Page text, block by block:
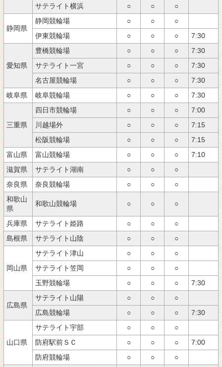
サテライト横浜
○ ○ ○
静岡県
静岡競輪場 ○ ○
○
伊東競輪場
○ ○ ○ 7:30
愛知県
豊橋競輪場 ○ ○ ○
7:30
サテライト一宮
○ ○ ○
7:30
名古屋競輪場
○ ○ ○
7:30
岐阜県
岐阜競輪場 ○ ○ ○ 7:30
三重県
四日市競輪場 ○ ○ ○
7:00
川越場外
○ ○ ○
7:15
松阪競輪場
○ ○ ○
7:15
富山県
富山競輪場 ○ ○ ○
7:10
滋賀県
サテライト湖南 ○ ○
○
奈良県
奈良競輪場 ○ ○
○
和歌山
県
和歌山競輪場 ○ ○ ○
兵庫県 サテライト姫路 ○ ○
○
島根県
サテライト山陰 ○ ○ ○
岡山県
サテライト津山 ○ ○
○
サテライト笠岡
○ ○
○
玉野競輪場
○ ○ ○ 7:30
広島県
サテライト山陽 ○ ○
○
広島競輪場
○ ○ ○ 7:30
山口県
サテライト宇部 ○ ○
○
防府駅前ＳＣ
○ ○ ○
7:00
防府競輪場
○ ○ ○